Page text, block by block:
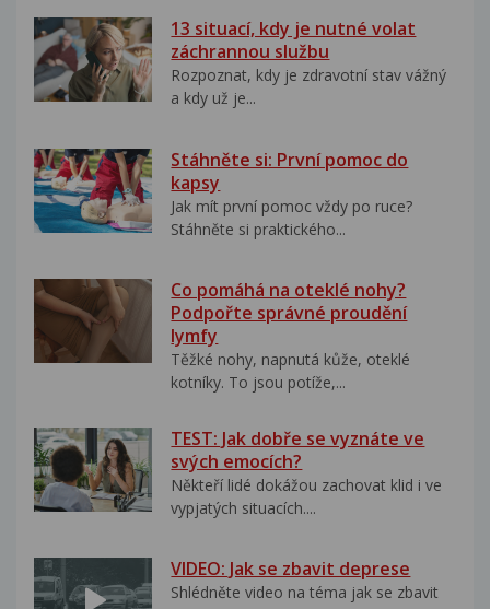
13 situací, kdy je nutné volat
záchrannou službu
Rozpoznat, kdy je zdravotní stav vážný
a kdy už je...
Stáhněte si: První pomoc do
kapsy
Jak mít první pomoc vždy po ruce?
Stáhněte si praktického...
Co pomáhá na oteklé nohy?
Podpořte správné proudění
lymfy
Těžké nohy, napnutá kůže, oteklé
kotníky. To jsou potíže,...
TEST: Jak dobře se vyznáte ve
svých emocích?
Někteří lidé dokážou zachovat klid i ve
vypjatých situacích....
VIDEO: Jak se zbavit deprese
Shlédněte video na téma jak se zbavit